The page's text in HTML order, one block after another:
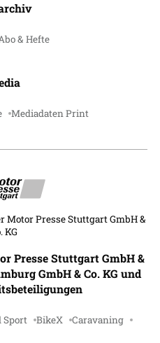
& Hefte
Mediadaten Print
Motor Presse Stuttgart GmbH &
KG
Presse Stuttgart GmbH &
GmbH & Co. KG und
Sport BikeX Caravaning